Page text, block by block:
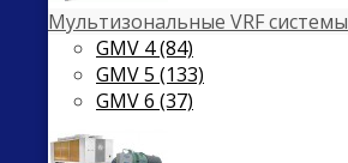
Мультизональные VRF системы
GMV 4 (84)
GMV 5 (133)
GMV 6 (37)